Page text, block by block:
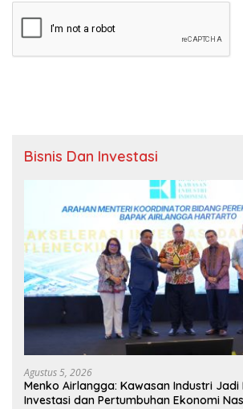
Bisnis Dan Investasi
Agustus 5, 2026
Menko Airlangga: Kawasan Industri Jadi
Investasi dan Pertumbuhan Ekonomi